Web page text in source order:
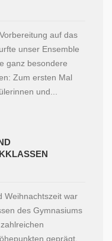
auf das
unser Ensemble
ganz besondere
Zum ersten Mal
und...
Weihnachtszeit war
des Gymnasiums
geprägt.